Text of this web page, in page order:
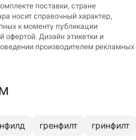
поставки, стране
носит справочный характер,
к моменту публикации
офертой. Дизайн этикетки и
производителем рекламных
гренфилт гринфилт